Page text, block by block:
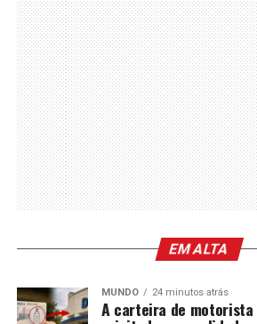
EM ALTA
MUNDO 24 minutos atrás
A carteira de motorista